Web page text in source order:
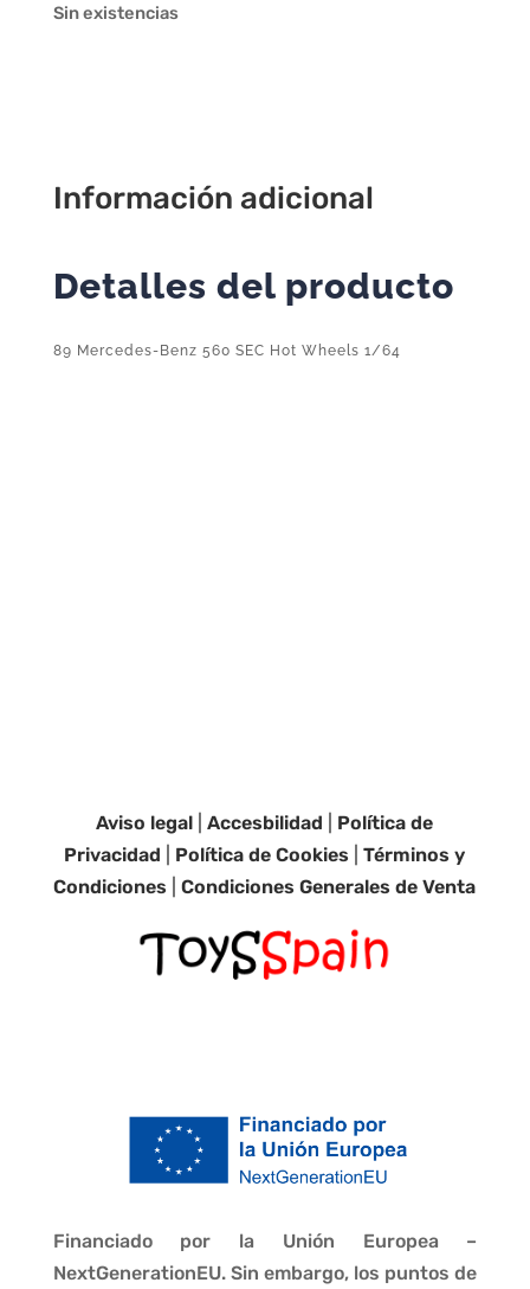
Sin existencias
Información adicional
Detalles del producto
89 Mercedes-Benz 560 SEC Hot Wheels 1/64
Aviso legal |Accesbilidad
Política de
Privacidad
Política de Cookies |Términos y
Condiciones |Condiciones Generales de Venta
Financiado por la Unión Europea –
NextGenerationEU. Sin embargo, los puntos de